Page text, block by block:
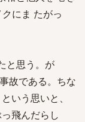
にま たがっ
と思う。が
故である。ちな
いう思いと、
飛んだらし